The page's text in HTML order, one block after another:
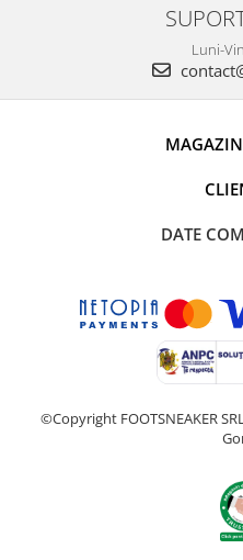
Luni-
DATE
©Copyright FOOTSNEAKER